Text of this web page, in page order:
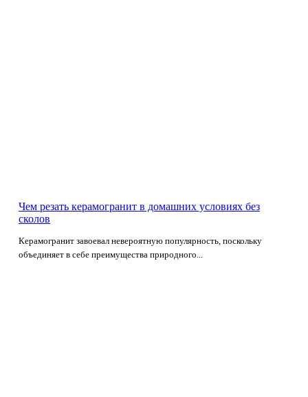
Чем резать керамогранит в домашних условиях без
сколов
Керамогранит завоевал невероятную популярность, поскольку
объединяет в себе преимущества природного...